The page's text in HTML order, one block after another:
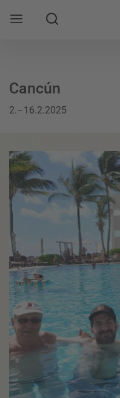
Mobile Navigation öffnen
Suche
Cancún
2.–16.2.2025